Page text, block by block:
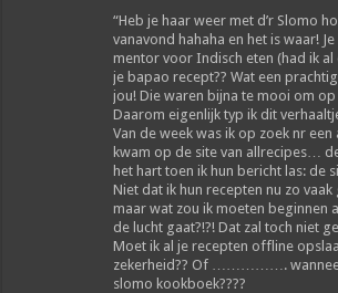
“Heb je haar weer met d’r Slomo
vanavond hahaha en het is waar!
mentor voor Indisch eten (had ik
je bapao recept?? Wat een
jou! Die waren bijna te mooi om op
Daarom eigenlijk typ ik dit
Van de week was ik op zoek nr
kwam op de site van allrecipes…
het hart toen ik hun bericht las: de
Niet dat ik hun recepten nu zo
maar wat zou ik moeten beginnen
de lucht gaat?!?! Dat zal toch niet
Moet ik al je recepten offline
zekerheid?? Of …………….
slomo kookboek????